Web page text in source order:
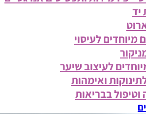
יד
מיוחדים לעיסוי
לעיצוב שיער
ואימהות
בבריאות